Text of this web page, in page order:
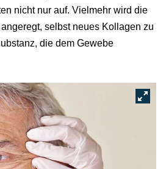
nicht nur auf. Vielmehr wird die
selbst neues Kollagen zu
die dem Gewebe